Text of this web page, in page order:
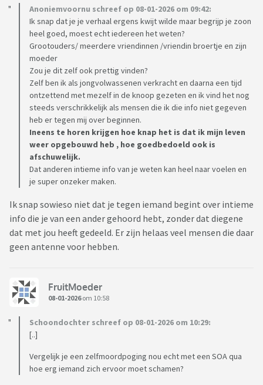
Anoniemvoornu schreef op 08-01-2026 om 09:42:
Ik snap dat je je verhaal ergens kwijt wilde maar begrijp je zoon
heel goed, moest echt iedereen het weten?
Grootouders/ meerdere vriendinnen /vriendin broertje en zijn
moeder
Zou je dit zelf ook prettig vinden?
Zelf ben ik als jongvolwassenen verkracht en daarna een tijd
ontzettend met mezelf in de knoop gezeten en ik vind het nog
steeds verschrikkelijk als mensen die ik die info niet gegeven
heb er tegen mij over beginnen.
Ineens te horen krijgen hoe knap het is dat ik mijn leven
weer opgebouwd heb , hoe goedbedoeld ook is
afschuwelijk.
Dat anderen intieme info van je weten kan heel naar voelen en
je super onzeker maken.
Ik snap sowieso niet dat je tegen iemand begint over intieme
info die je van een ander gehoord hebt, zonder dat diegene
dat met jou heeft gedeeld. Er zijn helaas veel mensen die daar
geen antenne voor hebben.
FruitMoeder
08-01-2026om 10:58
Schoondochter schreef op 08-01-2026 om 10:29:
[..]
Vergelijk je een zelfmoordpoging nou echt met een SOA qua
hoe erg iemand zich ervoor moet schamen?